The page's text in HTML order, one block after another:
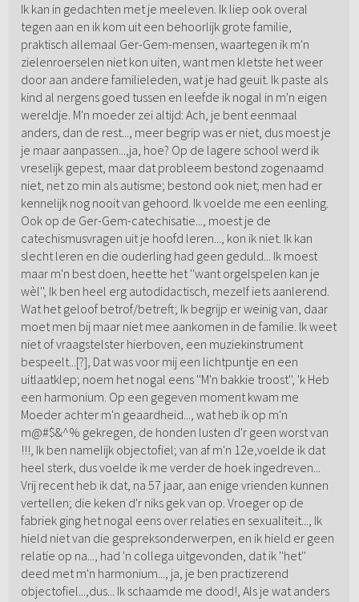
Ik kan in gedachten met je meeleven. Ik liep ook overal
tegen aan en ik kom uit een behoorlijk grote familie,
praktisch allemaal Ger-Gem-mensen, waartegen ik m'n
zielenroerselen niet kon uiten, want men kletste het weer
door aan andere familieleden, wat je had geuit. Ik paste als
kind al nergens goed tussen en leefde ik nogal in m'n eigen
wereldje. M'n moeder zei altijd: Ach, je bent eenmaal
anders, dan de rest..., meer begrip was er niet, dus moest je
je maar aanpassen...,ja, hoe? Op de lagere school werd ik
vreselijk gepest, maar dat probleem bestond zogenaamd
niet, net zo min als autisme; bestond ook niet; men had er
kennelijk nog nooit van gehoord. Ik voelde me een eenling.
Ook op de Ger-Gem-catechisatie..., moest je de
catechismusvragen uit je hoofd leren..., kon ik niet. Ik kan
slecht leren en die ouderling had geen geduld... Ik moest
maar m'n best doen, heette het ''want orgelspelen kan je
wèl'', Ik ben heel erg autodidactisch, mezelf iets aanlerend.
Wat het geloof betrof/betreft; Ik begrijp er weinig van, daar
moet men bij maar niet mee aankomen in de familie. Ik weet
niet of vraagstelster hierboven, een muziekinstrument
bespeelt...[?], Dat was voor mij een lichtpuntje en een
uitlaatklep; noem het nogal eens ''M'n bakkie troost'', 'k Heb
een harmonium. Op een gegeven moment kwam me
Moeder achter m'n geaardheid..., wat heb ik op m'n
m@#$&^% gekregen, de honden lusten d'r geen worst van
!!!, Ik ben namelijk objectofiel; van af m'n 12e,voelde ik dat
heel sterk, dus voelde ik me verder de hoek ingedreven...
Vrij recent heb ik dat, na 57 jaar, aan enige vrienden kunnen
vertellen; die keken d'r niks gek van op. Vroeger op de
fabriek ging het nogal eens over relaties en sexualiteit..., Ik
hield niet van die gespreksonderwerpen, en ik hield er geen
relatie op na..., had 'n collega uitgevonden, dat ik ''het''
deed met m'n harmonium..., ja, je ben practizerend
objectofiel...,dus... Ik schaamde me dood!, Als je wat anders